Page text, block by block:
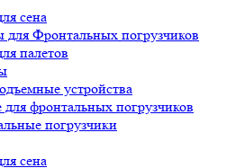
сена
для Фронтальных погрузчиков
палетов
устройства
для фронтальных погрузчиков
погрузчики
сена